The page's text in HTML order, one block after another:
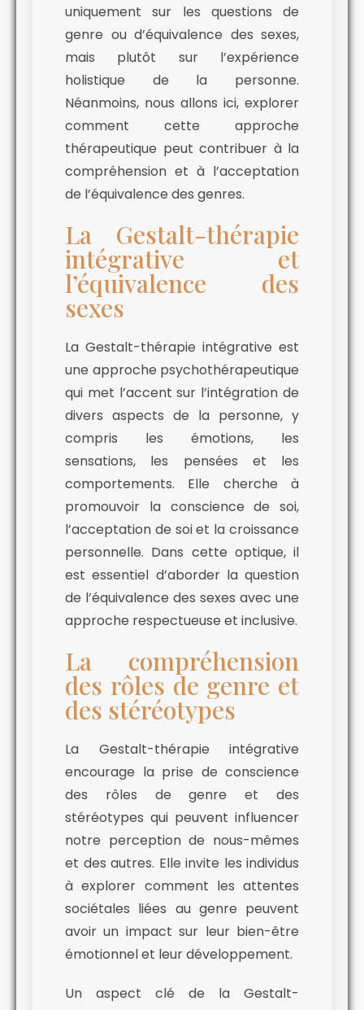
uniquement sur les questions de
genre ou d’équivalence des sexes,
mais plutôt sur l’expérience
holistique de la personne.
Néanmoins, nous allons ici, explorer
comment cette approche
thérapeutique peut contribuer à la
compréhension et à l’acceptation
de l’équivalence des genres.
La Gestalt-thérapie
intégrative et
l’équivalence des
sexes
La Gestalt-thérapie intégrative est
une approche psychothérapeutique
qui met l’accent sur l’intégration de
divers aspects de la personne, y
compris les émotions, les
sensations, les pensées et les
comportements. Elle cherche à
promouvoir la conscience de soi,
l’acceptation de soi et la croissance
personnelle. Dans cette optique, il
est essentiel d’aborder la question
de l’équivalence des sexes avec une
approche respectueuse et inclusive.
La compréhension
des rôles de genre et
des stéréotypes
La Gestalt-thérapie intégrative
encourage la prise de conscience
des rôles de genre et des
stéréotypes qui peuvent influencer
notre perception de nous-mêmes
et des autres. Elle invite les individus
à explorer comment les attentes
sociétales liées au genre peuvent
avoir un impact sur leur bien-être
émotionnel et leur développement.
Un aspect clé de la Gestalt-